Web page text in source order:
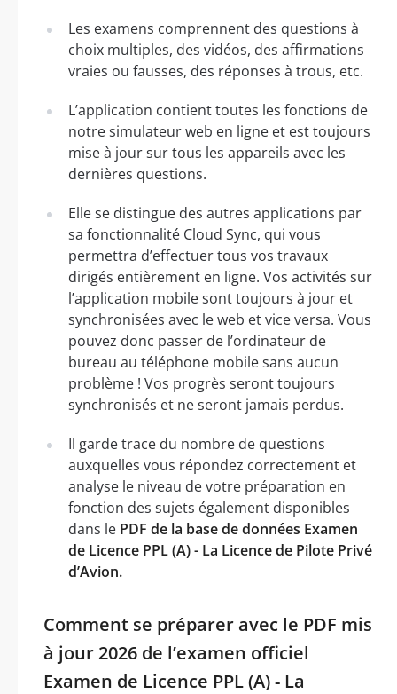
Les examens comprennent des questions à
choix multiples, des vidéos, des affirmations
vraies ou fausses, des réponses à trous, etc.
L’application contient toutes les fonctions de
notre simulateur web en ligne et est toujours
mise à jour sur tous les appareils avec les
dernières questions.
Elle se distingue des autres applications par
sa fonctionnalité Cloud Sync, qui vous
permettra d’effectuer tous vos travaux
dirigés entièrement en ligne. Vos activités sur
l’application mobile sont toujours à jour et
synchronisées avec le web et vice versa. Vous
pouvez donc passer de l’ordinateur de
bureau au téléphone mobile sans aucun
problème ! Vos progrès seront toujours
synchronisés et ne seront jamais perdus.
Il garde trace du nombre de questions
auxquelles vous répondez correctement et
analyse le niveau de votre préparation en
fonction des sujets également disponibles
dans le PDF de la base de données Examen
de Licence PPL (A) - La Licence de Pilote Privé
d’Avion.
Comment se préparer avec le PDF mis
à jour 2026 de l’examen officiel
Examen de Licence PPL (A) - La